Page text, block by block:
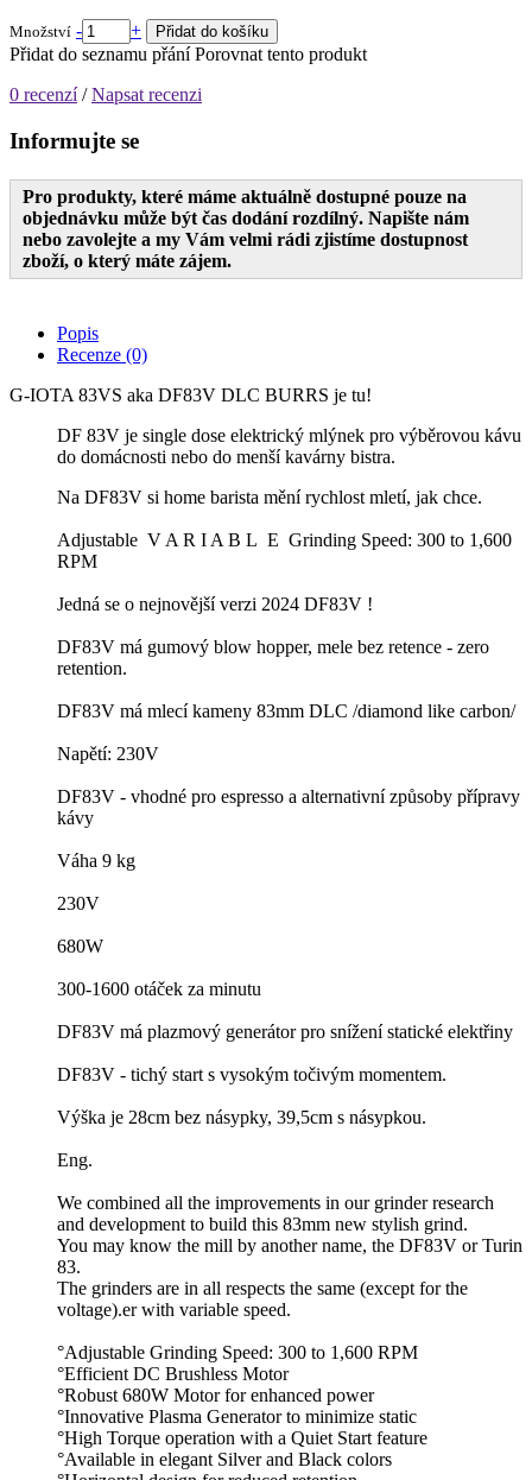
Množství - + Přidat do košíku
Přidat do seznamu přání Porovnat tento produkt
0 recenzí/Napsat recenzi
Informujte se
Pro produkty, které máme aktuálně dostupné pouze na
objednávku může být čas dodání rozdílný. Napište nám
nebo zavolejte a my Vám velmi rádi zjistíme dostupnost
zboží, o který máte zájem.
Popis
Recenze (0)
G-IOTA 83VS aka DF83V DLC BURRS je tu!
DF 83V je single dose elektrický mlýnek pro výběrovou kávu
do domácnosti nebo do menší kavárny bistra.
Na DF83V si home barista mění rychlost mletí, jak chce.
Adjustable V A R I A B L E Grinding Speed: 300 to 1,600
RPM
Jedná se o nejnovější verzi 2024 DF83V !
DF83V má gumový blow hopper, mele bez retence - zero
retention.
DF83V má mlecí kameny 83mm DLC /diamond like carbon/
Napětí: 230V
DF83V - vhodné pro espresso a alternativní způsoby přípravy
kávy
Váha 9 kg
230V
680W
300-1600 otáček za minutu
DF83V má plazmový generátor pro snížení statické elektřiny
DF83V - tichý start s vysokým točivým momentem.
Výška je 28cm bez násypky, 39,5cm s násypkou.
Eng.
We combined all the improvements in our grinder research
and development to build this 83mm new stylish grind.
You may know the mill by another name, the DF83V or Turin
83.
The grinders are in all respects the same (except for the
voltage).er with variable speed.
°Adjustable Grinding Speed: 300 to 1,600 RPM
°Efficient DC Brushless Motor
°Robust 680W Motor for enhanced power
°Innovative Plasma Generator to minimize static
°High Torque operation with a Quiet Start feature
°Available in elegant Silver and Black colors